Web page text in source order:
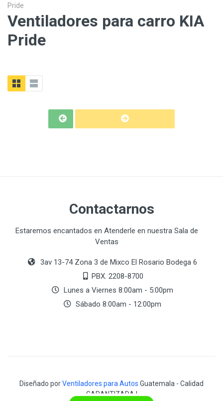
Pride
Ventiladores para carro KIA
Pride
Contactarnos
Estaremos encantados en Atenderle en nuestra Sala de
Ventas
3av 13-74 Zona 3 de Mixco El Rosario Bodega 6
PBX. 2208-8700
Lunes a Viernes 8:00am - 5:00pm
Sábado 8:00am - 12:00pm
Diseñado porVentiladores para Autos Guatemala - Calidad
GARANTIZADA !